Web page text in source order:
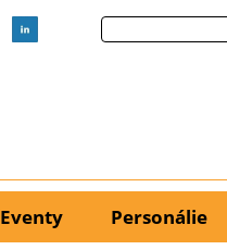
Hledat
Eventy Personálie